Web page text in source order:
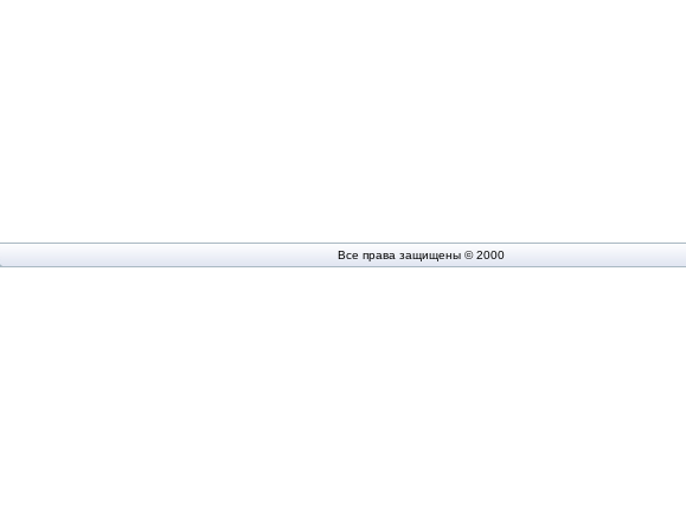
Все права защищены © 2000